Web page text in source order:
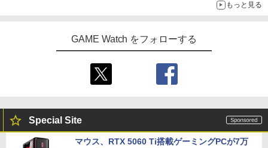
もっと見る
GAME Watch をフォローする
Special Site
マウス、RTX 5060 Ti搭載ゲーミングPCが7万